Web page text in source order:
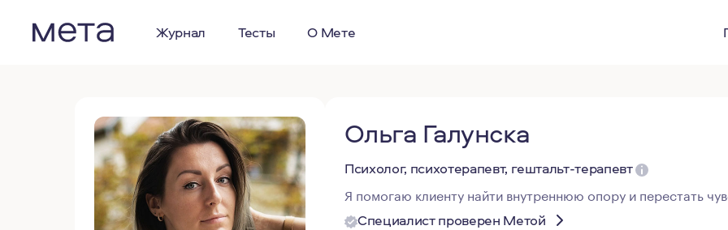
Журнал Тесты О Мете
Ольга Галунска
Психолог, психотерапевт, гештальт-терапевт
Я помогаю клиенту найти внутреннюю опору и перестать
Специалист проверен Метой